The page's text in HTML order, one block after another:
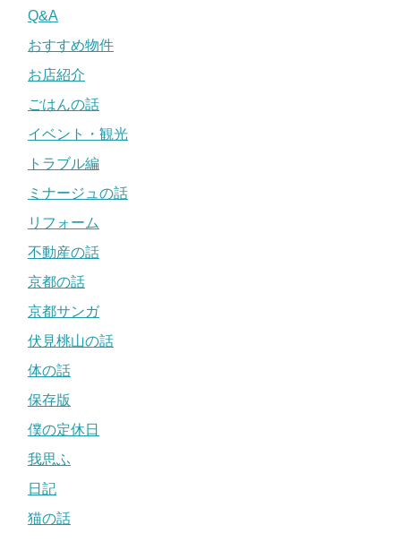
Q&A
おすすめ物件
お店紹介
ごはんの話
イベント・観光
トラブル編
ミナージュの話
リフォーム
不動産の話
京都の話
京都サンガ
伏見桃山の話
体の話
保存版
僕の定休日
我思ふ
日記
猫の話